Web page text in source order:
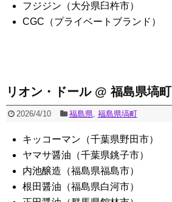
フジジン（大分県臼杵市）
CGC（プライベートブランド）
リオン・ドール @ 福島県塙町
2026/4/10 福島県, 福島県塙町
キッコーマン（千葉県野田市）
ヤマサ醤油（千葉県銚子市）
内池醸造（福島県福島市）
根田醤油（福島県白河市）